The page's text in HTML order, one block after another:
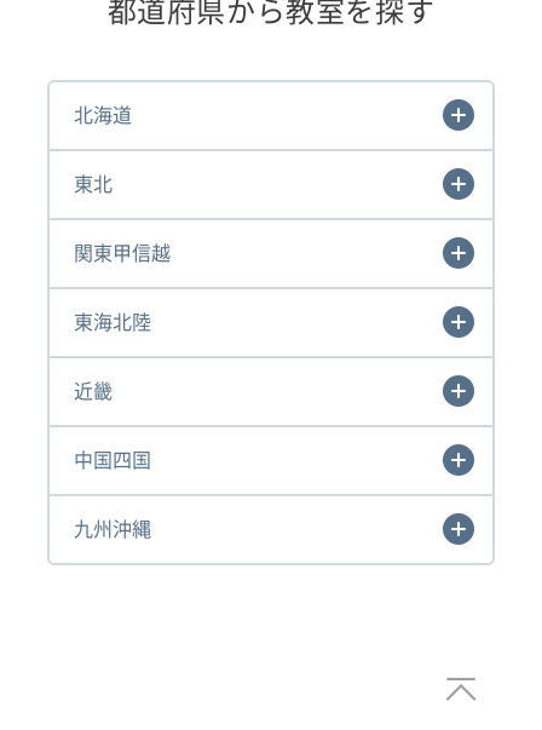
都道府県から教室を探す
北海道
東北
関東甲信越
東海北陸
近畿
中国四国
九州沖縄